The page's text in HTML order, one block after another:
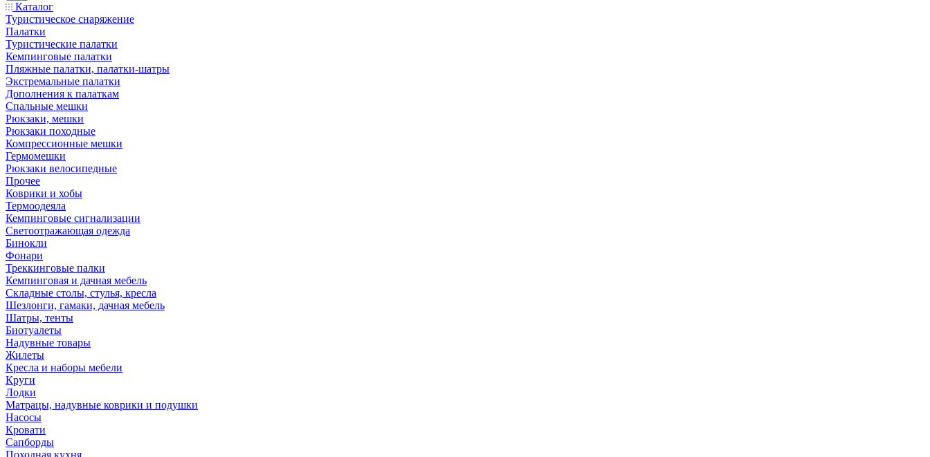
Каталог
Туристическое снаряжение
Палатки
Туристические палатки
Кемпинговые палатки
Пляжные палатки, палатки-шатры
Экстремальные палатки
Дополнения к палаткам
Спальные мешки
Рюкзаки, мешки
Рюкзаки походные
Компрессионные мешки
Гермомешки
Рюкзаки велосипедные
Прочее
Коврики и хобы
Термоодеяла
Кемпинговые сигнализации
Светоотражающая одежда
Бинокли
Фонари
Треккинговые палки
Кемпинговая и дачная мебель
Складные столы, стулья, кресла
Шезлонги, гамаки, дачная мебель
Шатры, тенты
Биотуалеты
Надувные товары
Жилеты
Кресла и наборы мебели
Круги
Лодки
Матрацы, надувные коврики и подушки
Насосы
Кровати
Сапборды
Походная кухня